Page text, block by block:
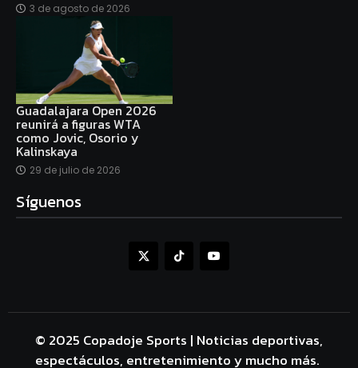
3 de agosto de 2026
Guadalajara Open 2026
reunirá a figuras WTA
como Jovic, Osorio y
Kalinskaya
29 de julio de 2026
Síguenos
© 2025 Copadoje Sports | Noticias deportivas,
espectáculos, entretenimiento y mucho más.